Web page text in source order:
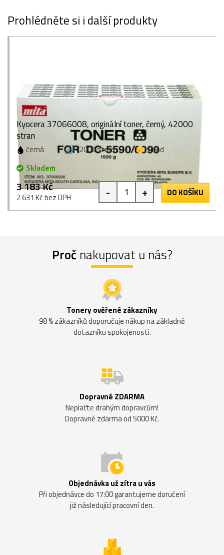
Prohlédněte si i další produkty
Kyocera 37066008, originální toner, černý, 42000
stran
černá 42000 stran
1 bod
Skladem
3 183 Kč
2 631 Kč bez DPH - + DO KOŠÍKU
Proč nakupovat u nás?
Tonery ověřené zákazníky
98 % zákazníků doporučuje nákup na základně
dotazníku spokojenosti.
Dopravné ZDARMA
Neplaťte drahým dopravcům!
Dopravné zdarma od 5000 Kč.
Objednávka už zítra u vás
Při objednávce do 17:00 garantujeme doručení
již následující pracovní den.